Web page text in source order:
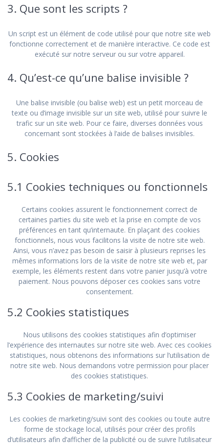
3. Que sont les scripts ?
Un script est un élément de code utilisé pour que notre site web
fonctionne correctement et de manière interactive. Ce code est
exécuté sur notre serveur ou sur votre appareil.
4. Qu’est-ce qu’une balise invisible ?
Une balise invisible (ou balise web) est un petit morceau de
texte ou d’image invisible sur un site web, utilisé pour suivre le
trafic sur un site web. Pour ce faire, diverses données vous
concernant sont stockées à l’aide de balises invisibles.
5. Cookies
5.1 Cookies techniques ou fonctionnels
Certains cookies assurent le fonctionnement correct de
certaines parties du site web et la prise en compte de vos
préférences en tant qu’internaute. En plaçant des cookies
fonctionnels, nous vous facilitons la visite de notre site web.
Ainsi, vous n’avez pas besoin de saisir à plusieurs reprises les
mêmes informations lors de la visite de notre site web et, par
exemple, les éléments restent dans votre panier jusqu’à votre
paiement. Nous pouvons déposer ces cookies sans votre
consentement.
5.2 Cookies statistiques
Nous utilisons des cookies statistiques afin d’optimiser
l’expérience des internautes sur notre site web. Avec ces cookies
statistiques, nous obtenons des informations sur l’utilisation de
notre site web. Nous demandons votre permission pour placer
des cookies statistiques.
5.3 Cookies de marketing/suivi
Les cookies de marketing/suivi sont des cookies ou toute autre
forme de stockage local, utilisés pour créer des profils
d’utilisateurs afin d’afficher de la publicité ou de suivre l’utilisateur